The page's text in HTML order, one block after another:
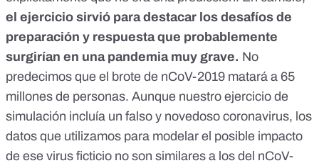
el ejercicio sirvió para destacar los desafíos de
preparación y respuesta que probablemente
surgirían en una pandemia muy grave. No
predecimos que el brote de nCoV-2019 matará a 65
millones de personas. Aunque nuestro ejercicio de
simulación incluía un falso y novedoso coronavirus, los
datos que utilizamos para modelar el posible impacto
de ese virus ficticio no son similares a los del nCoV-